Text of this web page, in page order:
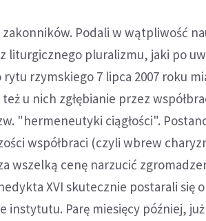
Podali w wątpliwość
liturgicznego pluralizmu, jaki po
rzymskiego 7 lipca 2007 roku
u nich zgłębianie przez
"hermeneutyki ciągłości".
współbraci (czyli wbrew
wszelką cenę narzucić
XVI skutecznie postarali się
Parę miesięcy później, już